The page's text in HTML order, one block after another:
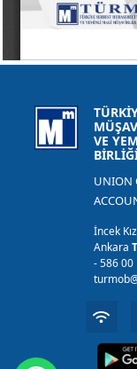
VE
UNION
İncek
Ankara
- 586 00